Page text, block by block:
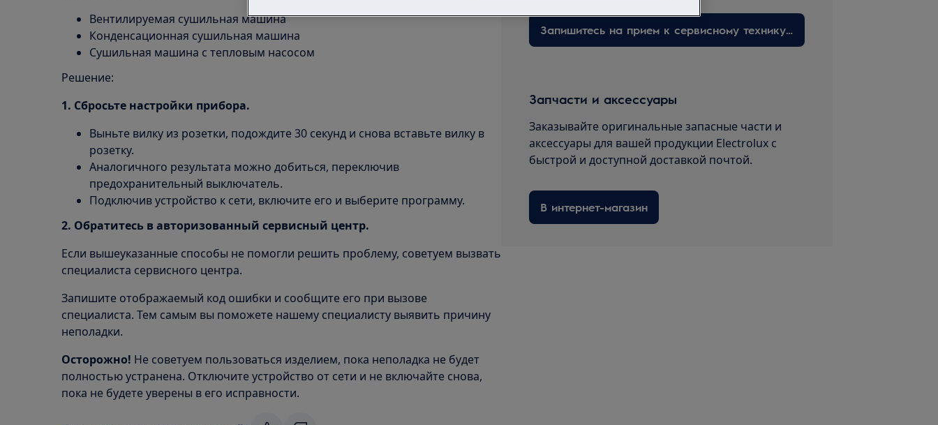
Вентилируемая сушильная машина
Конденсационная сушильная машина
Сушильная машина с тепловым насосом
Решение:
1. Сбросьте настройки прибора.
Выньте вилку из розетки, подождите 30 секунд и снова вставьте вилку в
розетку.
Аналогичного результата можно добиться, переключив
предохранительный выключатель.
Подключив устройство к сети, включите его и выберите программу.
2. Обратитесь в авторизованный сервисный центр.
Если вышеуказанные способы не помогли решить проблему, советуем вызвать
специалиста сервисного центра.
Запишите отображаемый код ошибки и сообщите его при вызове
специалиста. Тем самым вы поможете нашему специалисту выявить причину
неполадки.
Осторожно! Не советуем пользоваться изделием, пока неполадка не будет
полностью устранена. Отключите устройство от сети и не включайте снова,
пока не будете уверены в его исправности.
Запишитесь на прием к сервисному технику здесь
Запчасти и аксессуары
Заказывайте оригинальные запасные части и
аксессуары для вашей продукции Electrolux с
быстрой и доступной доставкой почтой.
В интернет-магазин